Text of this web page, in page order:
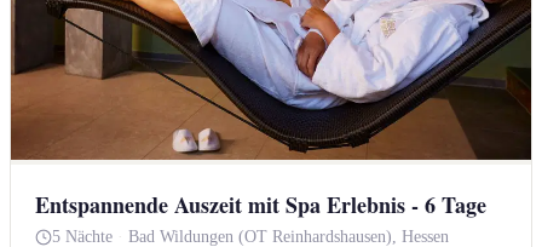
Entspannende Auszeit mit Spa Erlebnis - 6 Tage
5 Nächte · Bad Wildungen (OT Reinhardshausen), Hessen